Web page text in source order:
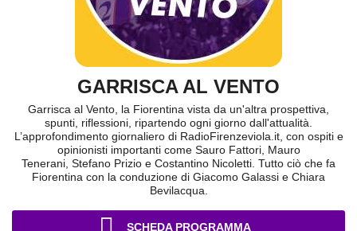
GARRISCA AL VENTO
Garrisca al Vento, la Fiorentina vista da un'altra prospettiva,
spunti, riflessioni, ripartendo ogni giorno dall'attualità.
L’approfondimento giornaliero di RadioFirenzeviola.it, con ospiti e
opinionisti importanti come Sauro Fattori, Mauro
Tenerani, Stefano Prizio e Costantino Nicoletti. Tutto ciò che fa
Fiorentina con la conduzione di Giacomo Galassi e Chiara
Bevilacqua.
SCHEDA PROGRAMMA